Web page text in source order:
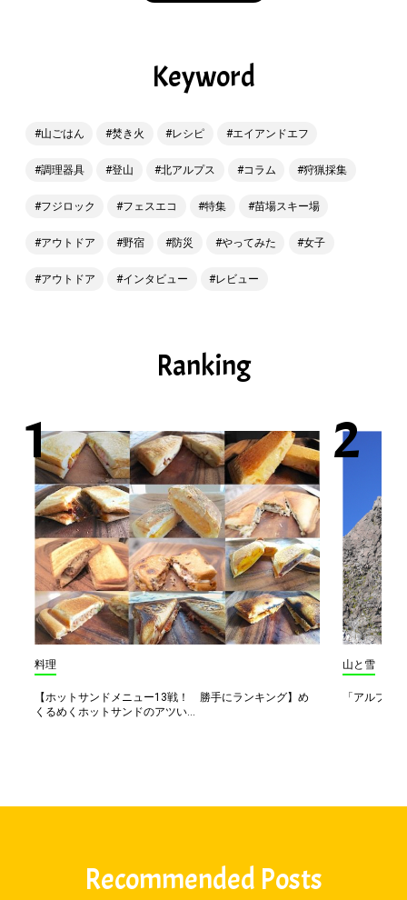
Keyword
山ごはん 焚き火 レシピ エイアンドエフ
調理器具 登山 北アルプス コラム 狩猟採集
フジロック フェスエコ 特集 苗場スキー場
アウトドア 野宿 防災 やってみた 女子
アウトドア インタビュー レビュー
Ranking
料理
【ホットサンドメニュー13戦！ 勝手にランキング】め
くるめくホットサンドのアツい...
山と雪
「アルプス
Recommended Posts